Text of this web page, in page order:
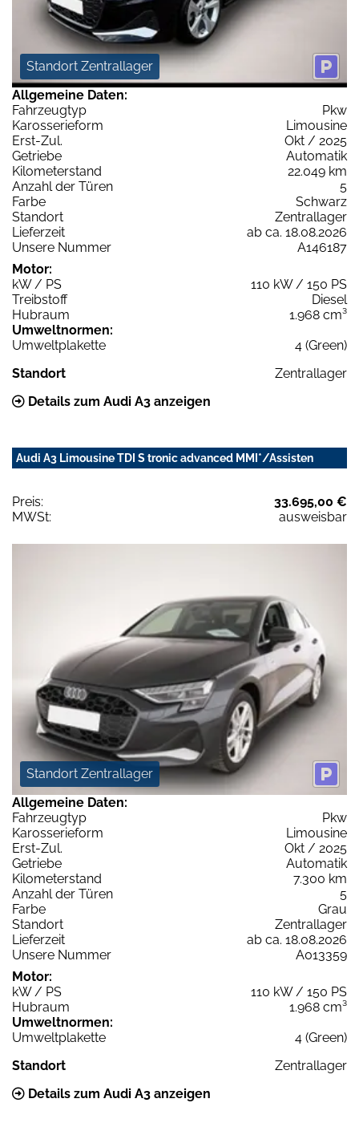
Standort Zentrallager
Allgemeine Daten:
Fahrzeugtyp
Pkw
Karosserieform
Limousine
Erst-Zul.
Okt / 2025
Getriebe
Automatik
Kilometerstand
22.049 km
Anzahl der Türen
5
Farbe
Schwarz
Standort
Zentrallager
Lieferzeit
ab ca. 18.08.2026
Unsere Nummer
A146187
Motor:
kW / PS
110 kW / 150 PS
Treibstoff
Diesel
Hubraum
1.968 cm³
Umweltnormen:
Umweltplakette
4 (Green)
Standort
Zentrallager
Details zum Audi A3 anzeigen
Audi A3 Limousine TDI S tronic advanced MMI*/Assisten
Preis:
33.695,00 €
MWSt:
ausweisbar
Standort Zentrallager
Allgemeine Daten:
Fahrzeugtyp
Pkw
Karosserieform
Limousine
Erst-Zul.
Okt / 2025
Getriebe
Automatik
Kilometerstand
7.300 km
Anzahl der Türen
5
Farbe
Grau
Standort
Zentrallager
Lieferzeit
ab ca. 18.08.2026
Unsere Nummer
A013359
Motor:
kW / PS
110 kW / 150 PS
Hubraum
1.968 cm³
Umweltnormen:
Umweltplakette
4 (Green)
Standort
Zentrallager
Details zum Audi A3 anzeigen